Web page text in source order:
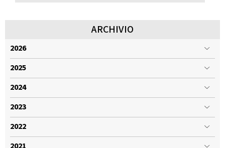
ARCHIVIO
2026
2025
2024
2023
2022